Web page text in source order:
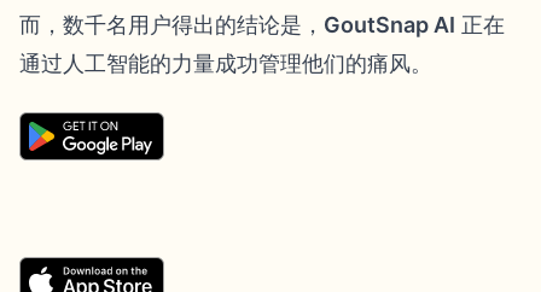
而，数千名用户得出的结论是， GoutSnap AI 正在
通过人工智能的力量成功管理他们的痛风。